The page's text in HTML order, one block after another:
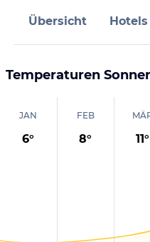
Übersicht Hotels
Temperaturen
JAN
6°
FEB
8° 11°